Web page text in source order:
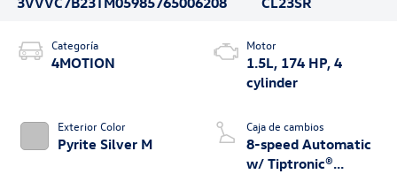
Categoría
4MOTION
Exterior Color
Pyrite Silver M
Motor
1.5L, 174 HP, 4
cylinder
Caja de cambios
8-speed Automatic
w/ Tiptronic®